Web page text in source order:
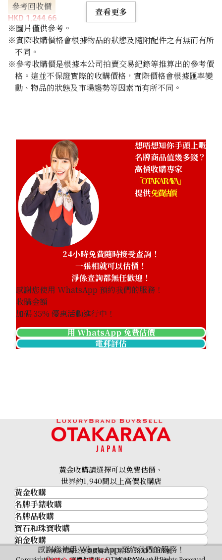
參考回收價
HKD 1,244.66
查看更多
※圖片僅供參考。
※實際收購價格會根據物品的狀態及隨附配件之有無而有所
不同。
※參考收購價是根據本公司拍賣交易紀錄等推算出的參考價
格。這並不保證實際的收購價格，實際價格會根據匯率變
動、物品的狀態及市場趨勢等因素而有所不同。
想唔想知你手頭上嘅
名牌商品值幾多錢？
高價收購專家
「OTAKARAYA」
提供免費估價
24小時免費隨時接受查詢！
一張相就可以估價！
淨係查詢都無任歡迎！
感謝您使用 WhatsApp 預約我們的服務！
收購金額
加碼35% 優惠活動進行中！
用 WhatsApp 免費估價
電郵評估
感謝您使用 WhatsApp 預約我們的服務！
黃金收購請選擇可以免費估價、
世界約1,940間以上高價收購店
黃金收購
黃金･金條
金條
金幣及銀幣
過去十年黃金價格
金飾
名牌手錶收購
名牌手錶收購
勞力士 (Rolex)
Patek Philippe
Audemars Piguet
名牌品收購
名牌品收購
HERMES
LOUIS VUITTON
寶石和珠寶收購
寶石和珠寶
鉑金收購
神奈川縣公安委員會許可 第451380001308號